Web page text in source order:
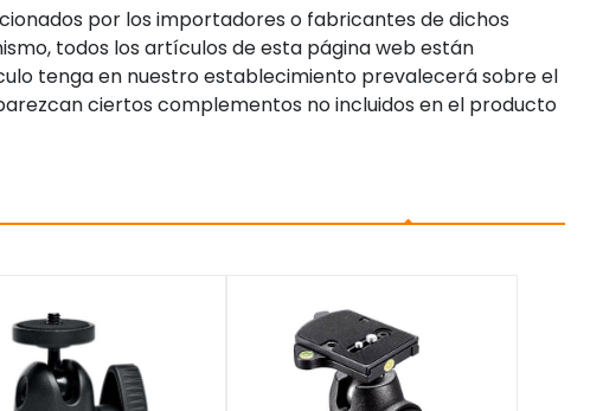
por los importadores o fabricantes de dichos
todos los artículos de esta página web están
tenga en nuestro establecimiento prevalecerá sobre el
ciertos complementos no incluidos en el producto